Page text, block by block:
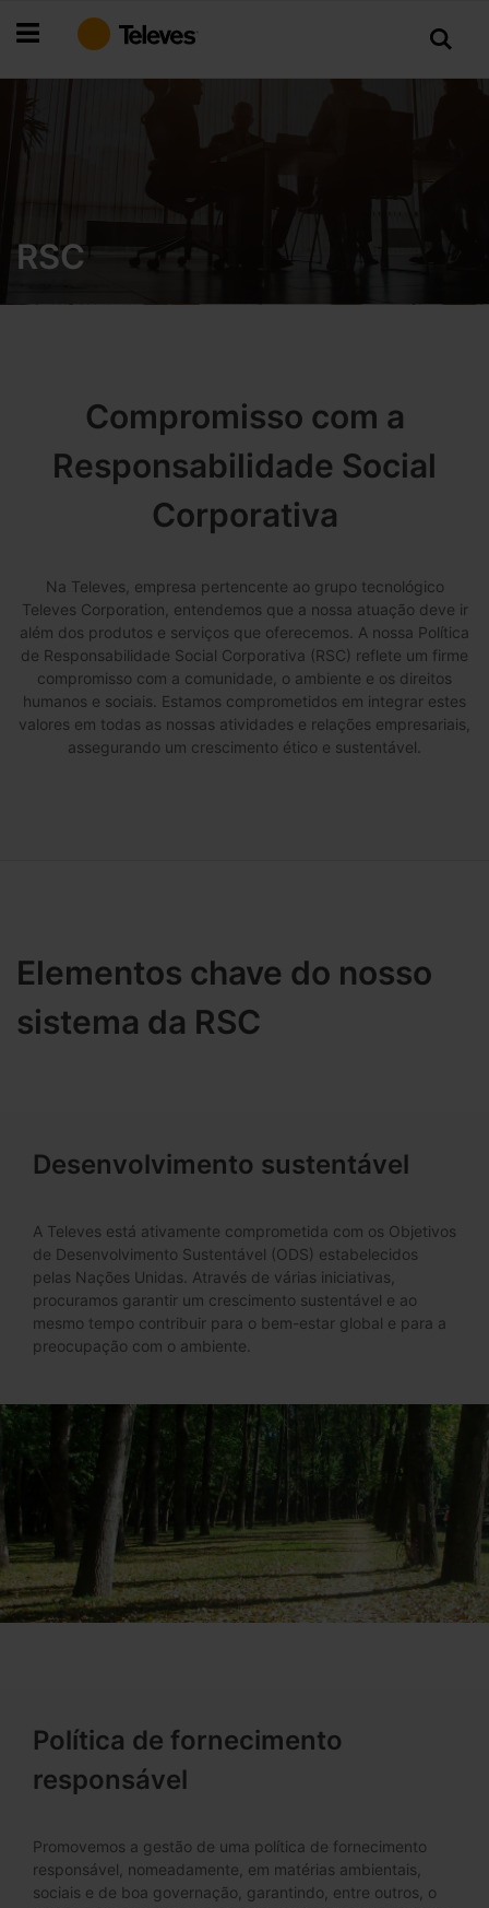
para
Conteúdo
RSC
Compromisso com a
Responsabilidade Social
Corporativa
Na Televes, empresa pertencente ao grupo tecnológico
Televes Corporation, entendemos que a nossa atuação deve ir
além dos produtos e serviços que oferecemos. A nossa Política
de Responsabilidade Social Corporativa (RSC) reflete um firme
compromisso com a comunidade, o ambiente e os direitos
humanos e sociais. Estamos comprometidos em integrar estes
valores em todas as nossas atividades e relações empresariais,
assegurando um crescimento ético e sustentável.
Elementos chave do nosso
sistema da RSC
Desenvolvimento sustentável
A Televes está ativamente comprometida com os Objetivos
de Desenvolvimento Sustentável (ODS) estabelecidos
pelas Nações Unidas. Através de várias iniciativas,
procuramos garantir um crescimento sustentável e ao
mesmo tempo contribuir para o bem-estar global e para a
preocupação com o ambiente.
Política de fornecimento
responsável
Promovemos a gestão de uma política de fornecimento
responsável, nomeadamente, em matérias ambientais,
sociais e de boa governação, garantindo, entre outros, o